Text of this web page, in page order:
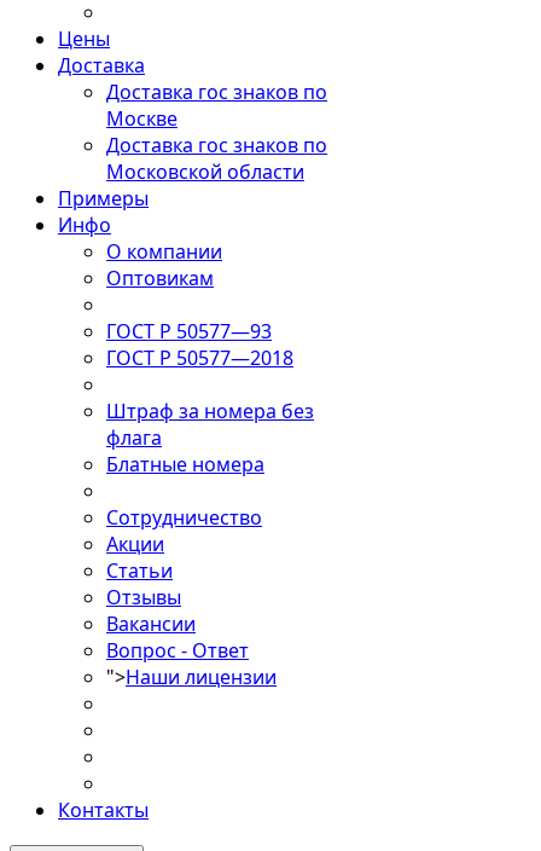
Цены
Доставка
Доставка гос знаков по
Москве
Доставка гос знаков по
Московской области
Примеры
Инфо
О компании
Оптовикам
ГОСТ Р 50577—93
ГОСТ Р 50577—2018
Штраф за номера без
флага
Блатные номера
Сотрудничество
Акции
Статьи
Отзывы
Вакансии
Вопрос - Ответ
">Наши лицензии
Контакты